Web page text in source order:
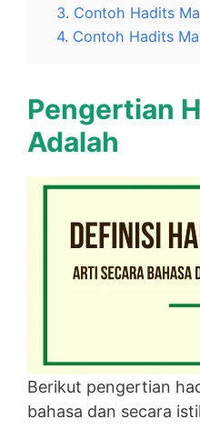
3. Contoh Hadits
4. Contoh Hadits
Pengertian
Adalah
Berikut pengertian
bahasa dan secara